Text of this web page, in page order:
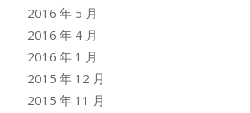
2016 年 5 月
2016 年 4 月
2016 年 1 月
2015 年 12 月
2015 年 11 月